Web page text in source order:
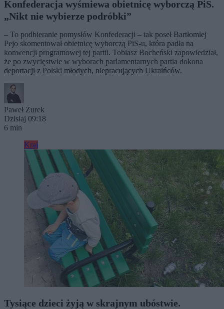
Konfederacja wyśmiewa obietnicę wyborczą PiS.
„Nikt nie wybierze podróbki”
– To podbieranie pomysłów Konfederacji – tak poseł Bartłomiej
Pejo skomentował obietnicę wyborczą PiS-u, która padła na
konwencji programowej tej partii. Tobiasz Bocheński zapowiedział,
że po zwycięstwie w wyborach parlamentarnych partia dokona
deportacji z Polski młodych, niepracujących Ukraińców.
Paweł Żurek
Dzisiaj 09:18
6 min
Kraj
Tysiące dzieci żyją w skrajnym ubóstwie.